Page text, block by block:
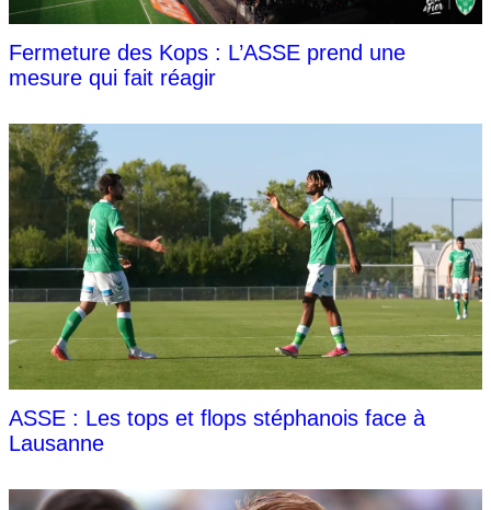
Fermeture des Kops : L’ASSE prend une
mesure qui fait réagir
ASSE : Les tops et flops stéphanois face à
Lausanne